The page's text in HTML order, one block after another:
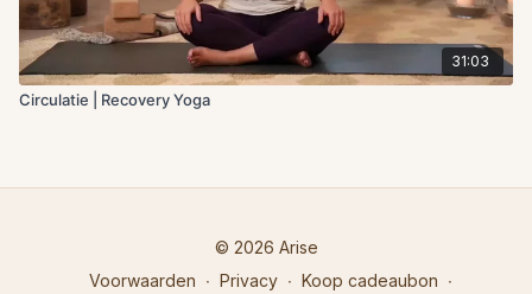
31:03
Circulatie | Recovery Yoga
© 2026 Arise
Voorwaarden ∙ Privacy ∙ Koop cadeaubon ∙